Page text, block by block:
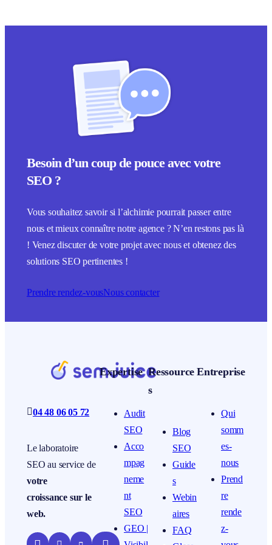
Besoin d’un coup de pouce avec votre
SEO ?
Vous souhaitez savoir si l’alchimie pourrait passer entre
nous et mieux connaître notre agence ? N’en restons pas là
! Venez discuter de votre projet avec nous et obtenez des
solutions SEO pertinentes !
Prendre rendez-vousNous contacter
04 48 06 05 72
Le laboratoire
SEO au service de
votre
croissance sur le
web.
Expertise
Audit
SEO
Acco
mpag
neme
nt
SEO
GEO |
Ressource
s
Blog
SEO
Guide
s
Webin
aires
FAQ
Entreprise
Qui
somm
es-
nous
Prend
re
rende
z-